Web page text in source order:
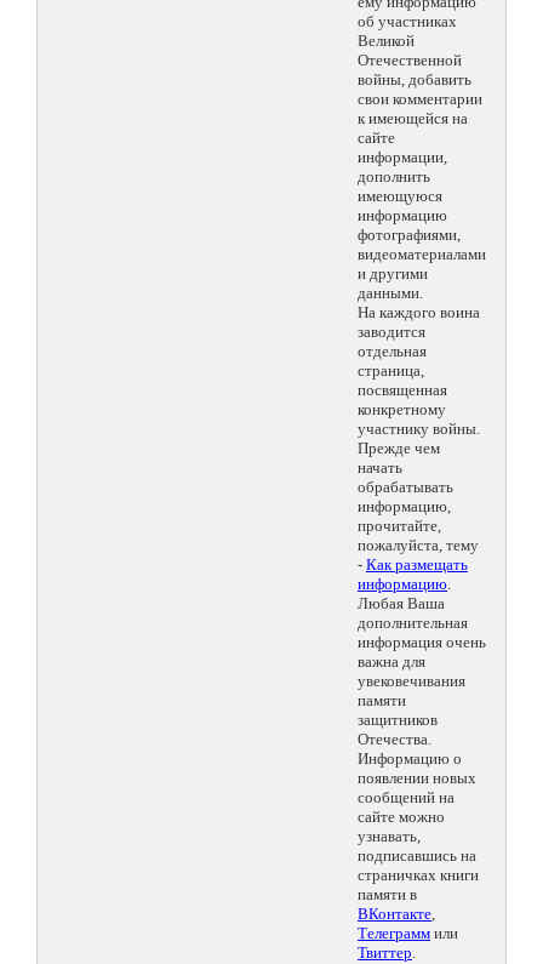
об участниках
Великой
Отечественной
войны, добавить
свои комментарии
к имеющейся на
сайте
информации,
дополнить
имеющуюся
информацию
фотографиями,
видеоматериалами
и другими
данными.
На каждого воина
заводится
отдельная
страница,
посвященная
конкретному
участнику войны.
Прежде чем
начать
обрабатывать
информацию,
прочитайте,
пожалуйста, тему
- Как размещать
информацию.
Любая Ваша
дополнительная
информация очень
важна для
увековечивания
памяти
защитников
Отечества.
Информацию о
появлении новых
сообщений на
сайте можно
узнавать,
подписавшись на
страничках книги
памяти в
ВКонтакте,
Телеграмм или
Твиттер.